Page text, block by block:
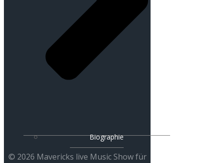
Biographie
© 2026 Mavericks live Music Show für